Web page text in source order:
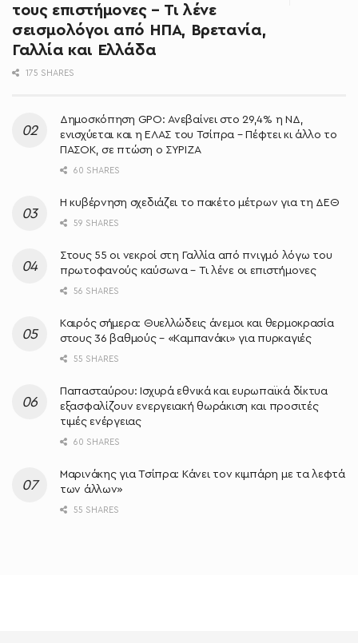
τους επιστήμονες – Τι λένε
σεισμολόγοι από ΗΠΑ, Βρετανία,
Γαλλία και Ελλάδα
175 SHARES
Δημοσκόπηση GPO: Ανεβαίνει στο 29,4% η ΝΔ,
ενισχύεται και η ΕΛΑΣ του Τσίπρα – Πέφτει κι άλλο το
ΠΑΣΟΚ, σε πτώση ο ΣΥΡΙΖΑ
60 SHARES
Η κυβέρνηση σχεδιάζει το πακέτο μέτρων για τη ΔΕΘ
59 SHARES
Στους 55 οι νεκροί στη Γαλλία από πνιγμό λόγω του
πρωτοφανούς καύσωνα – Τι λένε οι επιστήμονες
56 SHARES
Καιρός σήμερα: Θυελλώδεις άνεμοι και θερμοκρασία
στους 36 βαθμούς – «Καμπανάκι» για πυρκαγιές
55 SHARES
Παπασταύρου: Ισχυρά εθνικά και ευρωπαϊκά δίκτυα
εξασφαλίζουν ενεργειακή θωράκιση και προσιτές
τιμές ενέργειας
60 SHARES
Μαρινάκης για Τσίπρα: Κάνει τον κιμπάρη με τα λεφτά
των άλλων»
55 SHARES